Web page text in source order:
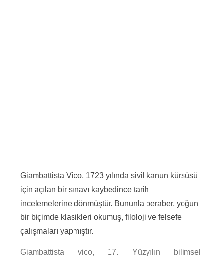
Giambattista Vico, 1723 yılında sivil kanun kürsüsü
için açılan bir sınavı kaybedince tarih
incelemelerine dönmüştür. Bununla beraber, yoğun
bir biçimde klasikleri okumuş, filoloji ve felsefe
çalışmaları yapmıştır.
Giambattista vico, 17. Yüzyılın bilimsel